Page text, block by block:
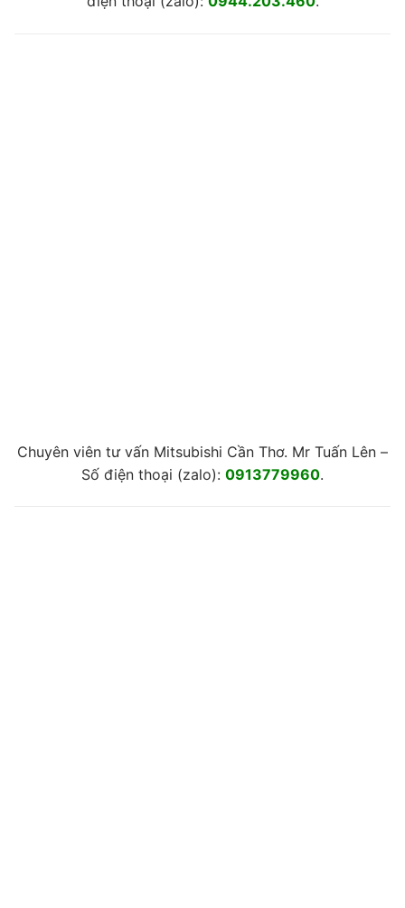
Chuyên viên tư vấn Mitsubishi Cần Thơ. Mr Tuấn Lên –
Số điện thoại (zalo): 0913779960.